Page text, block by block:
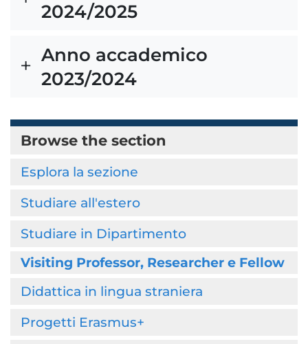
2024/2025
Anno accademico
2023/2024
Browse the section
Esplora la sezione
Studiare all'estero
Studiare in Dipartimento
Visiting Professor, Researcher e Fellow
Didattica in lingua straniera
Progetti Erasmus+